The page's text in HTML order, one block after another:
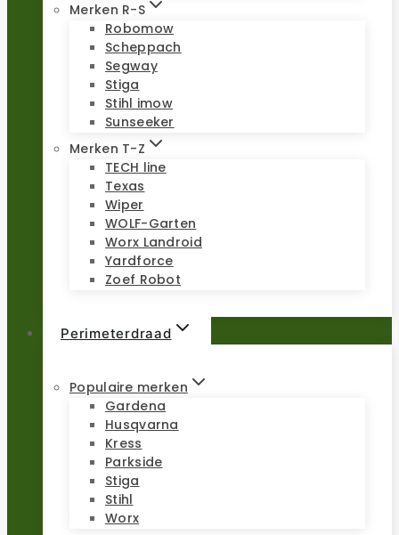
Merken R-S
Robomow
Scheppach
Segway
Stiga
Stihl imow
Sunseeker
Merken T-Z
TECH line
Texas
Wiper
WOLF-Garten
Worx Landroid
Yardforce
Zoef Robot
Perimeterdraad
Populaire merken
Gardena
Husqvarna
Kress
Parkside
Stiga
Stihl
Worx